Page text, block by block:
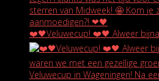
❤️🖤Veluwecup! ❤️🖤 Alweer